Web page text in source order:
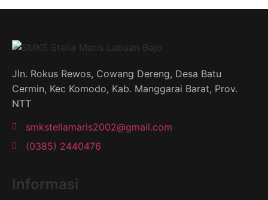
Jln. Rokus Rewos, Cowang Dereng, Desa Batu
Cermin, Kec Komodo, Kab. Manggarai Barat, Prov.
NTT
smkstellamaris2002@gmail.com
(0385) 2440476
Informasi